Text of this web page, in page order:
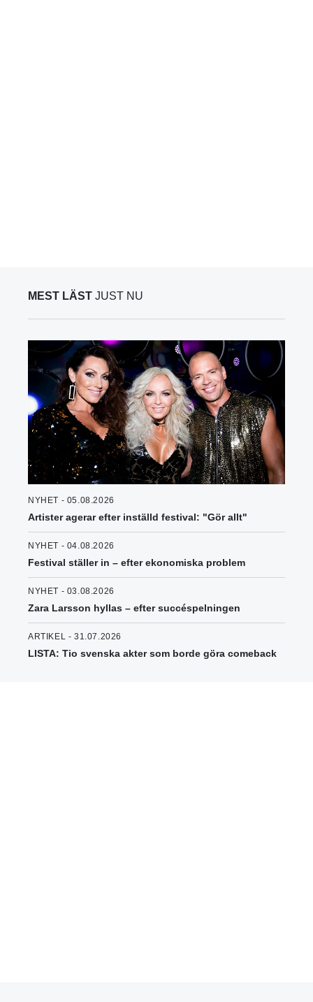
MEST LÄST JUST NU
NYHET - 05.08.2026
Artister agerar efter inställd festival: "Gör allt"
NYHET - 04.08.2026
Festival ställer in – efter ekonomiska problem
NYHET - 03.08.2026
Zara Larsson hyllas – efter succéspelningen
ARTIKEL - 31.07.2026
LISTA: Tio svenska akter som borde göra comeback